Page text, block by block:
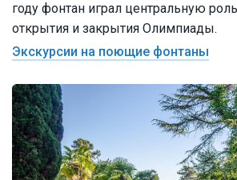
году фонтан играл центральную
открытия и закрытия Олимпиады.
Экскурсии на поющие фонтаны